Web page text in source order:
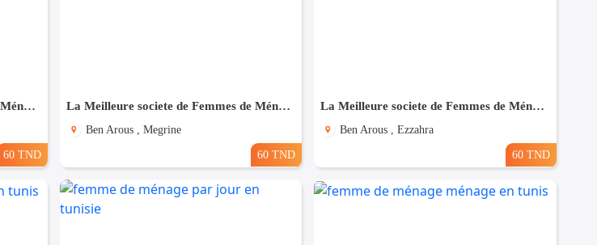
La Meilleure societe de Femmes de Ménage A Fouchana
60 TND
La Meilleure societe de Femmes de Ménage A Megrine
Ben Arous , Megrine
60 TND
La Meilleure societe de Femmes de Ménage A Ezzahra
Ben Arous , Ezzahra
60 TND